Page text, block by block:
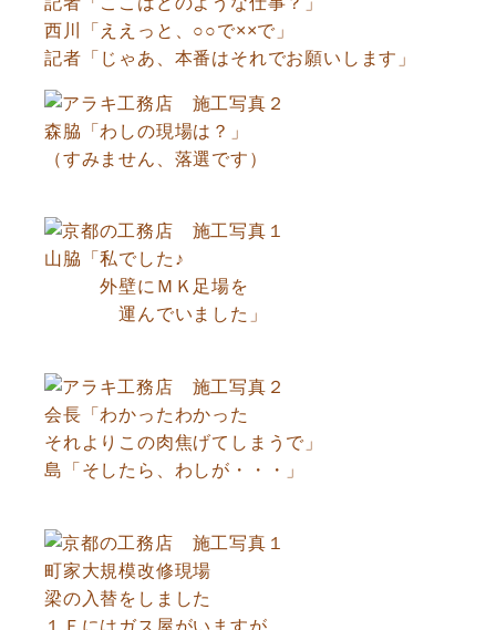
西川「ええっと、○○で××で」
記者「じゃあ、本番はそれでお願いします」
森脇「わしの現場は？」
（すみません、落選です）
山脇「私でした♪
外壁にＭＫ足場を
運んでいました」
会長「わかったわかった
それよりこの肉焦げてしまうで」
島「そしたら、わしが・・・」
町家大規模改修現場
梁の入替をしました
１Ｆにはガス屋がいますが